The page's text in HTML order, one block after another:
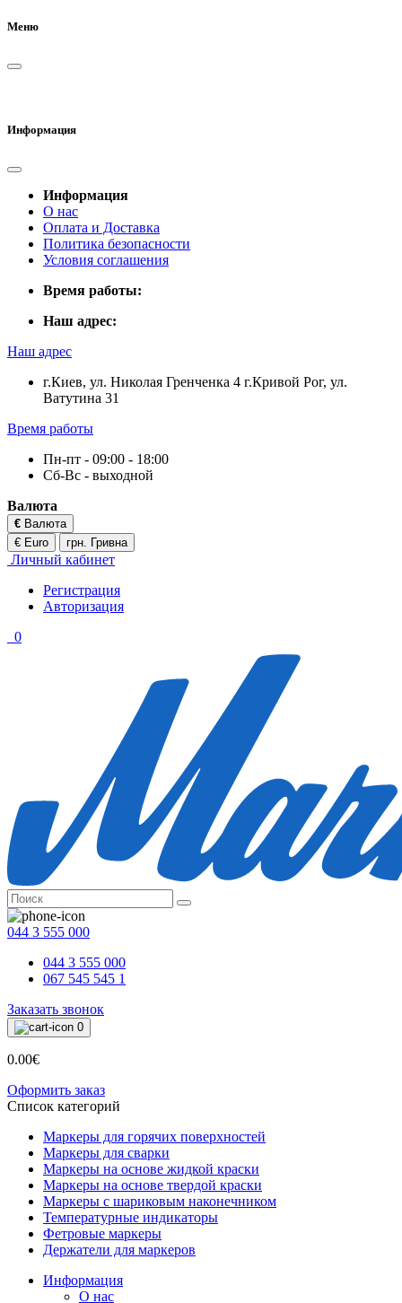
Меню
Информация
Информация
О нас
Оплата и Доставка
Политика безопасности
Условия соглашения
Время работы:
Наш адрес:
Наш адрес
г.Киев, ул. Николая Гренченка 4 г.Кривой Рог, ул.
Ватутина 31
Время работы
Пн-пт - 09:00 - 18:00
Сб-Вс - выходной
Валюта
€ Валюта
€ Euro
грн. Гривна
Личный кабинет
Регистрация
Авторизация
0
044 3 555 000
044 3 555 000
067 545 545 1
Заказать звонок
0
0.00€
Оформить заказ
Список категорий
Маркеры для горячих поверхностей
Маркеры для сварки
Маркеры на основе жидкой краски
Маркеры на основе твердой краски
Маркеры с шариковым наконечником
Температурные индикаторы
Фетровые маркеры
Держатели для маркеров
Информация
О нас